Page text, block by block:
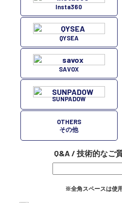
Insta360
QYSEA
SAVOX
SUNPADOW
OTHERS
その他
Q&A / 技術的なご
※全角スペースは使